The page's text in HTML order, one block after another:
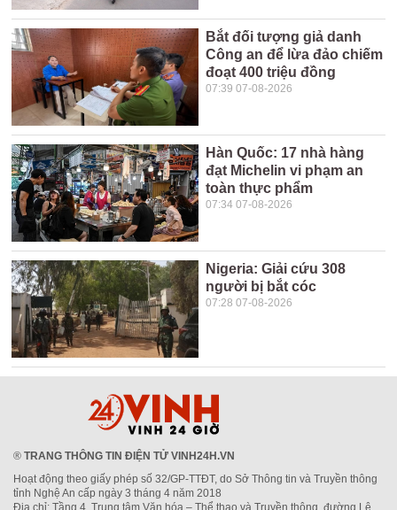
Bắt đối tượng giả danh
Công an để lừa đảo chiếm
đoạt 400 triệu đồng
07:39 07-08-2026
Hàn Quốc: 17 nhà hàng
đạt Michelin vi phạm an
toàn thực phẩm
07:34 07-08-2026
Nigeria: Giải cứu 308
người bị bắt cóc
07:28 07-08-2026
® TRANG THÔNG TIN ĐIỆN TỬ VINH24H.VN
Hoạt động theo giấy phép số 32/GP-TTĐT, do Sở Thông tin và Truyền thông
tỉnh Nghệ An cấp ngày 3 tháng 4 năm 2018
Địa chỉ: Tầng 4, Trung tâm Văn hóa – Thể thao và Truyền thông, đường Lê